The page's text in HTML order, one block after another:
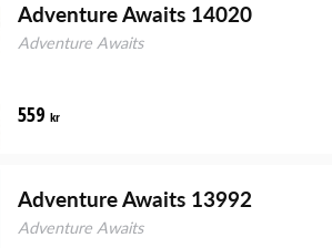
Adventure Awaits 14020
Adventure Awaits
559 kr
Adventure Awaits 13992
Adventure Awaits